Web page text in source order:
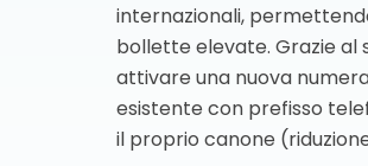
internazionali,
bollette elevate. Grazie al
attivare una nuova
esistente con prefisso
il proprio canone